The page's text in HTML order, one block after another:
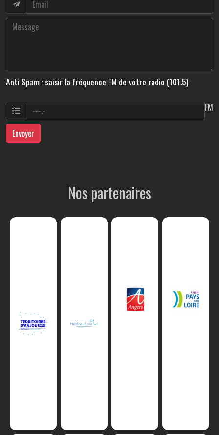
Anti Spam : saisir la fréquence FM de votre radio (101.5)
FM
Envoyer
Nos partenaires